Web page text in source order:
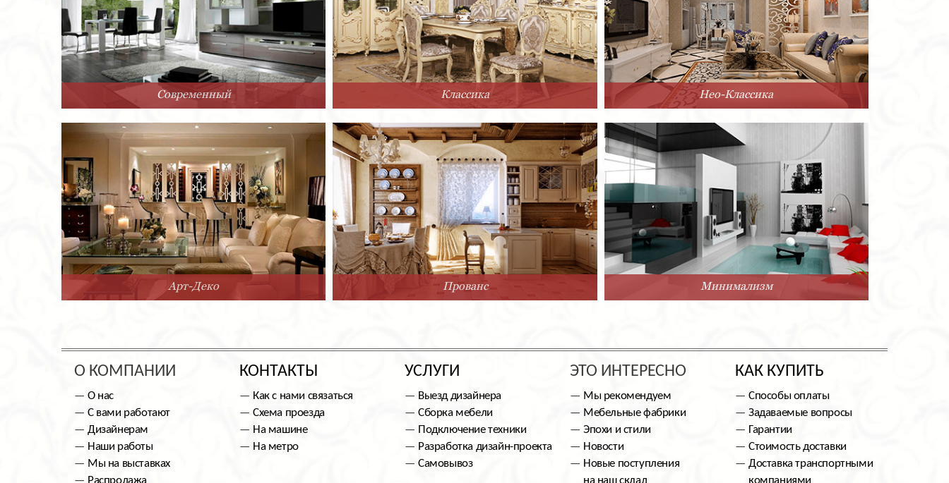
Современный Классика Нео-Классика
Арт-Деко Прованс Минимализм
О КОМПАНИИ
О нас
С вами работают
Дизайнерам
Наши работы
Мы на выставках
КОНТАКТЫ
Как с нами связаться
Схема проезда
На машине
На метро
УСЛУГИ
Выезд дизайнера
Сборка мебели
Подключение техники
Разработка дизайн-проекта
Самовывоз
ЭТО ИНТЕРЕСНО
Мы рекомендуем
Мебельные фабрики
Эпохи и стили
Новости
Новые поступления
КАК КУПИТЬ
Способы оплаты
Задаваемые вопросы
Гарантии
Стоимость доставки
Доставка транспортными